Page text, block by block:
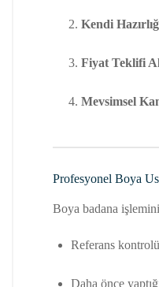
Kendi
Fiyat Teklifi
Mevsimsel
Profesyonel Boya
Boya badana
Referans kontrolü
Daha önce